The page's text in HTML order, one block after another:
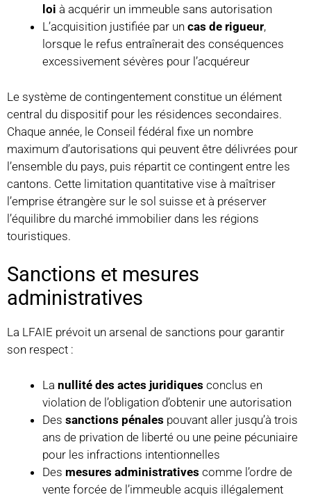
loi à acquérir un immeuble sans autorisation
L’acquisition justifiée par un cas de rigueur,
lorsque le refus entraînerait des conséquences
excessivement sévères pour l’acquéreur
Le système de contingentement constitue un élément
central du dispositif pour les résidences secondaires.
Chaque année, le Conseil fédéral fixe un nombre
maximum d’autorisations qui peuvent être délivrées pour
l’ensemble du pays, puis répartit ce contingent entre les
cantons. Cette limitation quantitative vise à maîtriser
l’emprise étrangère sur le sol suisse et à préserver
l’équilibre du marché immobilier dans les régions
touristiques.
Sanctions et mesures
administratives
La LFAIE prévoit un arsenal de sanctions pour garantir
son respect :
La nullité des actes juridiques conclus en
violation de l’obligation d’obtenir une autorisation
Des sanctions pénales pouvant aller jusqu’à trois
ans de privation de liberté ou une peine pécuniaire
pour les infractions intentionnelles
Des mesures administratives comme l’ordre de
vente forcée de l’immeuble acquis illégalement